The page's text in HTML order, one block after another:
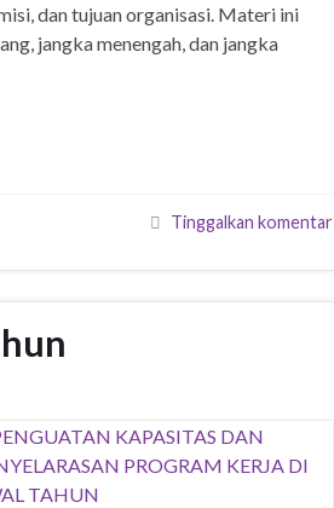
dan tujuan organisasi. Materi ini
jangka menengah, dan jangka
Tinggalkan komentar